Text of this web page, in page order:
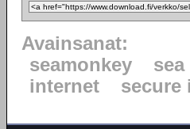
Avainsanat:
seamonkey
sea
internet
secure